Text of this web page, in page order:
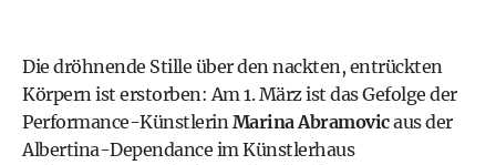
Die dröhnende Stille über den nackten, entrückten
Körpern ist erstorben: Am 1. März ist das Gefolge der
Performance-Künst­lerinMarina Abramovicaus der
Albertina-Dependance im Künstlerhaus